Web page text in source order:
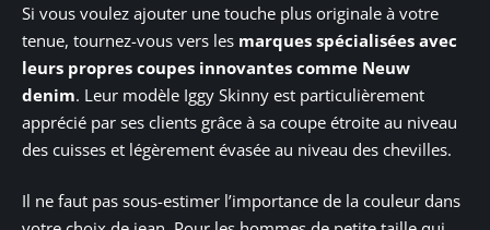
Si vous voulez ajouter une touche plus originale à votre
tenue, tournez-vous vers les marques spécialisées avec
leurs propres coupes innovantes comme Neuw
denim. Leur modèle Iggy Skinny est particulièrement
apprécié par ses clients grâce à sa coupe étroite au niveau
des cuisses et légèrement évasée au niveau des chevilles.
Il ne faut pas sous-estimer l’importance de la couleur dans